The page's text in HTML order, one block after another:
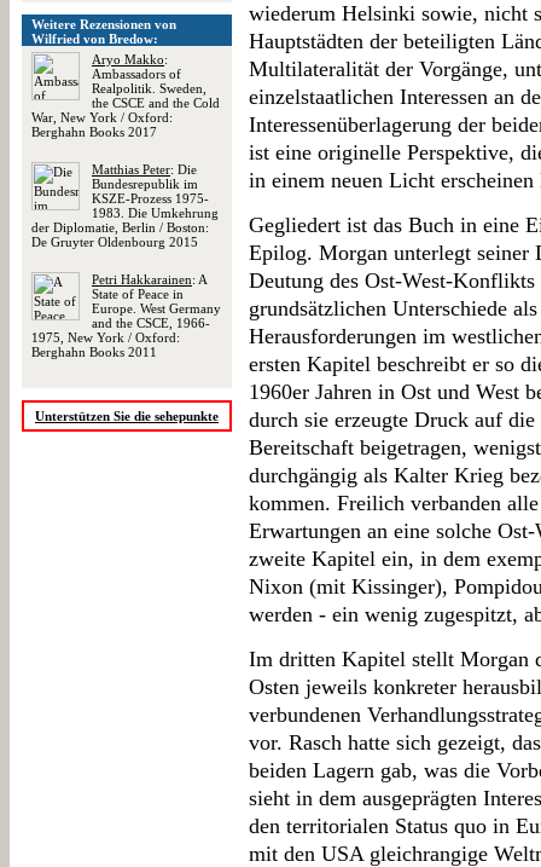
Weitere Rezensionen von
Wilfried von Bredow:
Aryo Makko:
Ambassadors of
Realpolitik. Sweden,
the CSCE and the Cold
War, New York / Oxford:
Berghahn Books 2017
Matthias Peter: Die
Bundesrepublik im
KSZE-Prozess 1975-
1983. Die Umkehrung
der Diplomatie, Berlin / Boston:
De Gruyter Oldenbourg 2015
Petri Hakkarainen: A
State of Peace in
Europe. West Germany
and the CSCE, 1966-
1975, New York / Oxford:
Berghahn Books 2011
Unterstützen Sie die sehepunkte
wiederum Helsinki sowie, nicht
Hauptstädten der beteiligten
Multilateralität der Vorgänge,
einzelstaatlichen Interessen an
Interessenüberlagerung der
ist eine originelle Perspektive,
in einem neuen Licht erscheinen
Gegliedert ist das Buch in eine
Epilog. Morgan unterlegt seiner
Deutung des Ost-West-
grundsätzlichen Unterschiede
Herausforderungen im
ersten Kapitel beschreibt er so
1960er Jahren in Ost und West
durch sie erzeugte Druck auf
Bereitschaft beigetragen,
durchgängig als Kalter Krieg
kommen. Freilich verbanden
Erwartungen an eine solche
zweite Kapitel ein, in dem
Nixon (mit Kissinger),
werden - ein wenig zugespitzt,
Im dritten Kapitel stellt Morgan
Osten jeweils konkreter
verbundenen
vor. Rasch hatte sich gezeigt,
beiden Lagern gab, was die
sieht in dem ausgeprägten
den territorialen Status quo in
mit den USA gleichrangige